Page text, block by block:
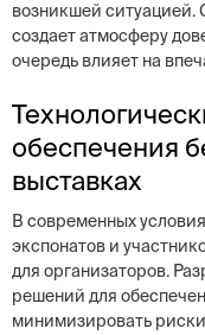
возникшей ситуацией.
создает атмосферу
очередь влияет на
обеспечения
выставках
В современных
экспонатов и
для организаторов.
решений для
минимизировать